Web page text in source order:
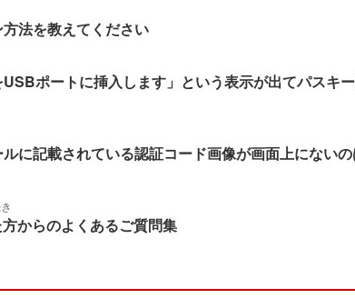
法を教えてください
USBポートに挿入します」という表示が出てパスキ
に記載されている認証コード画像が画面上にない
からのよくあるご質問集